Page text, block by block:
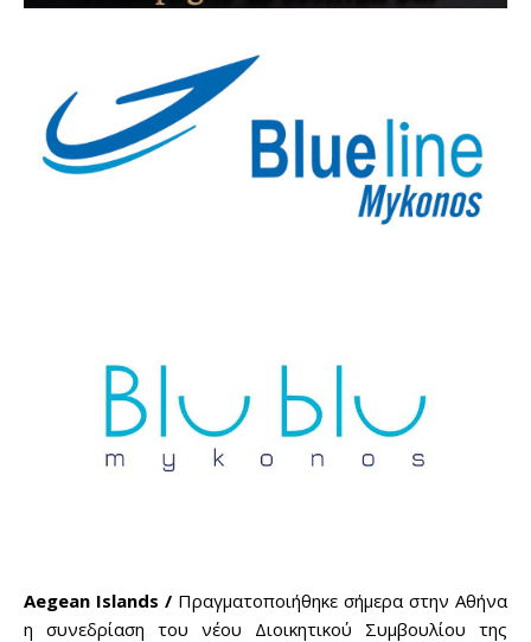
Aegean Islands / Πραγματοποιήθηκε σήμερα στην Αθήνα
η συνεδρίαση του νέου Διοικητικού Συμβουλίου της